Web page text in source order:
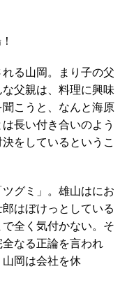
る山岡。まり子の父
父親は、料理に興味
こうと、なんと海原
長い付き合いのよう
をしているというこ
グミ」。雄山はにお
はぼけっとしている
全く気付かない。そ
なる正論を言われ
岡は会社を休